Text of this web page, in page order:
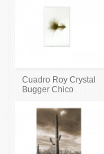
Cuadro Roy Crystal
Bugger Chico